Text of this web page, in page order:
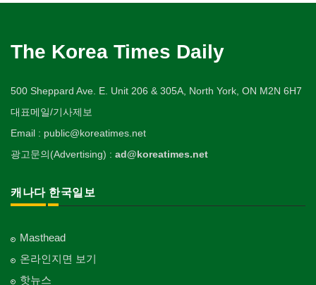
The Korea Times Daily
500 Sheppard Ave. E. Unit 206 & 305A, North York, ON M2N 6H7
대표메일/기사제보
Email : public@koreatimes.net
광고문의(Advertising) : ad@koreatimes.net
캐나다 한국일보
Masthead
온라인지면 보기
핫뉴스